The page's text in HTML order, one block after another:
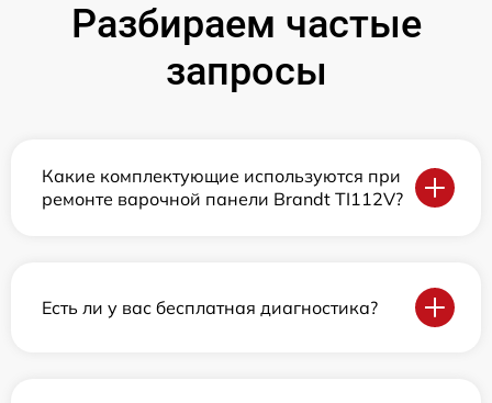
Разбираем частые
запросы
Какие комплектующие используются при
ремонте варочной панели Brandt TI112V?
Есть ли у вас бесплатная диагностика?